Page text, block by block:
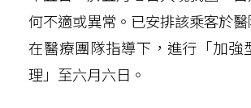
何不適或異常。已安排該乘客於醫
在醫療團隊指導下，進行「加強
理」至六月六日。